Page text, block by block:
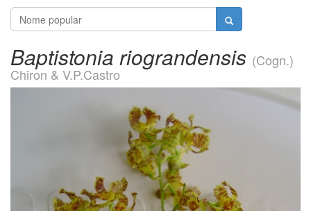
Baptistonia riograndensis (Cogn.)
Chiron & V.P.Castro